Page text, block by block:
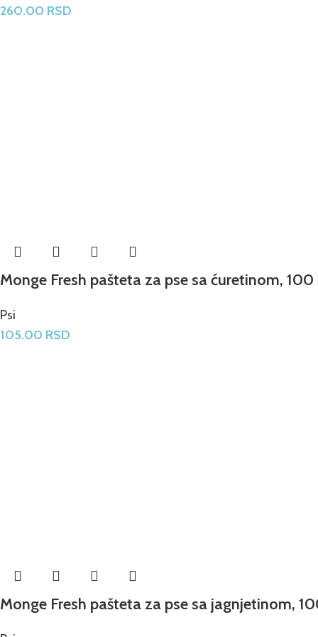
260.00 RSD
Monge Fresh pašteta za pse sa ćuretinom, 100
Psi
105.00 RSD
Monge Fresh pašteta za pse sa jagnjetinom,